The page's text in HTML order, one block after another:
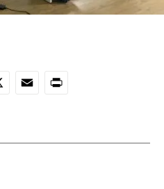
EmailPrint